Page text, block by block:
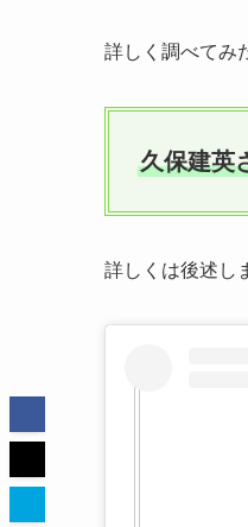
詳しく調べてみ
久保建英
詳しくは後述し